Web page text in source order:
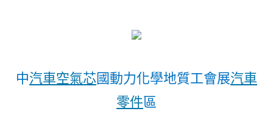
中汽車空氣芯國動力化學地質工會展汽車
零件區